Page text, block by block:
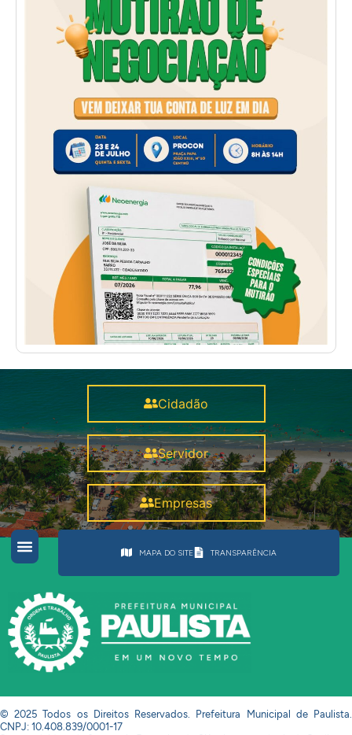
Cidadão
Servidor
Empresas
MAPA DO SITE TRANSPARÊNCIA
© 2025 Todos os Direitos Reservados. Prefeitura Municipal de Paulista.
CNPJ: 10.408.839/0001-17